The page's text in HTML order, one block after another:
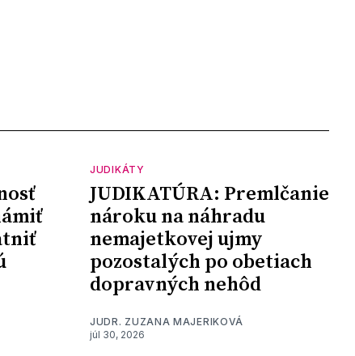
JUDIKÁTY
JUDIKATÚRA: Premlčanie
nároku na náhradu
nemajetkovej ujmy
pozostalých po obetiach
dopravných nehôd
JUDR. ZUZANA MAJERIKOVÁ
júl 30, 2026